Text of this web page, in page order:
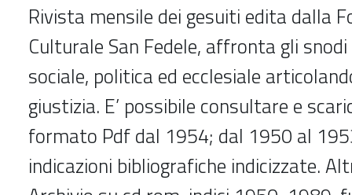
Rivista mensile dei gesuiti edita dalla
Culturale San Fedele, affronta gli
sociale, politica ed ecclesiale
giustizia. E’ possibile consultare e
formato Pdf dal 1954; dal 1950 al
indicazioni bibliografiche indicizzate.